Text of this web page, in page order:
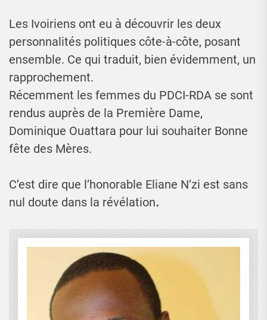
Les Ivoiriens ont eu à découvrir les deux
personnalités politiques côte-à-côte, posant
ensemble. Ce qui traduit, bien évidemment, un
rapprochement.
Récemment les femmes du PDCI-RDA se sont
rendus auprès de la Première Dame,
Dominique Ouattara pour lui souhaiter Bonne
fête des Mères.
C’est dire que l’honorable Eliane N’zi est sans
nul doute dans la révélation.